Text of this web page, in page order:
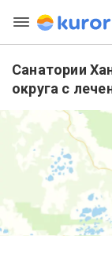
Санатории
округа с